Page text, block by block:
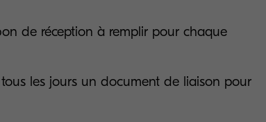
de réception à remplir pour chaque
les jours un document de liaison pour